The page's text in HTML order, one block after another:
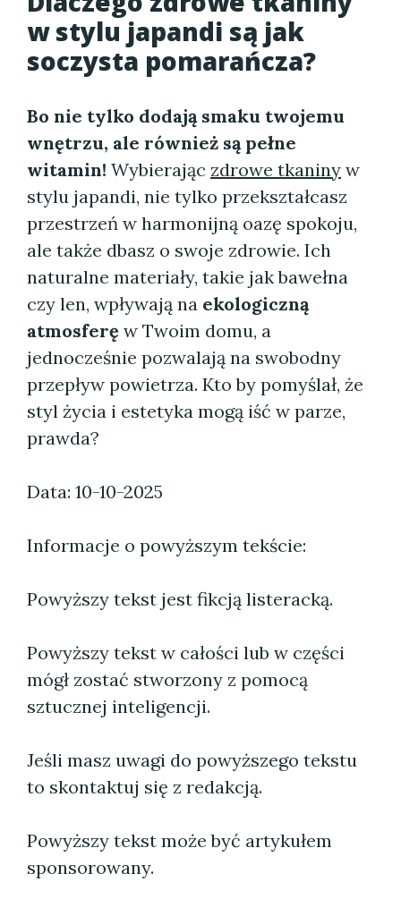
w stylu japandi są jak
soczysta pomarańcza?
Bo nie tylko dodają smaku twojemu
wnętrzu, ale również są pełne
witamin! Wybierając zdrowe tkaniny w
stylu japandi, nie tylko przekształcasz
przestrzeń w harmonijną oazę spokoju,
ale także dbasz o swoje zdrowie. Ich
naturalne materiały, takie jak bawełna
czy len, wpływają na ekologiczną
atmosferę w Twoim domu, a
jednocześnie pozwalają na swobodny
przepływ powietrza. Kto by pomyślał, że
styl życia i estetyka mogą iść w parze,
prawda?
Data: 10-10-2025
Informacje o powyższym tekście:
Powyższy tekst jest fikcją listeracką.
Powyższy tekst w całości lub w części
mógł zostać stworzony z pomocą
sztucznej inteligencji.
Jeśli masz uwagi do powyższego tekstu
to skontaktuj się z redakcją.
Powyższy tekst może być artykułem
sponsorowany.